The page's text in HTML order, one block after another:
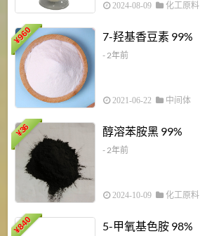
2024-08-09 化工原料
¥
960 7-羟基香豆素 99%
- 2年前
2021-06-22 中间体
¥
36 醇溶苯胺黑 99%
- 2年前
2024-10-09 化工原料
¥
840 5-甲氧基色胺 98%